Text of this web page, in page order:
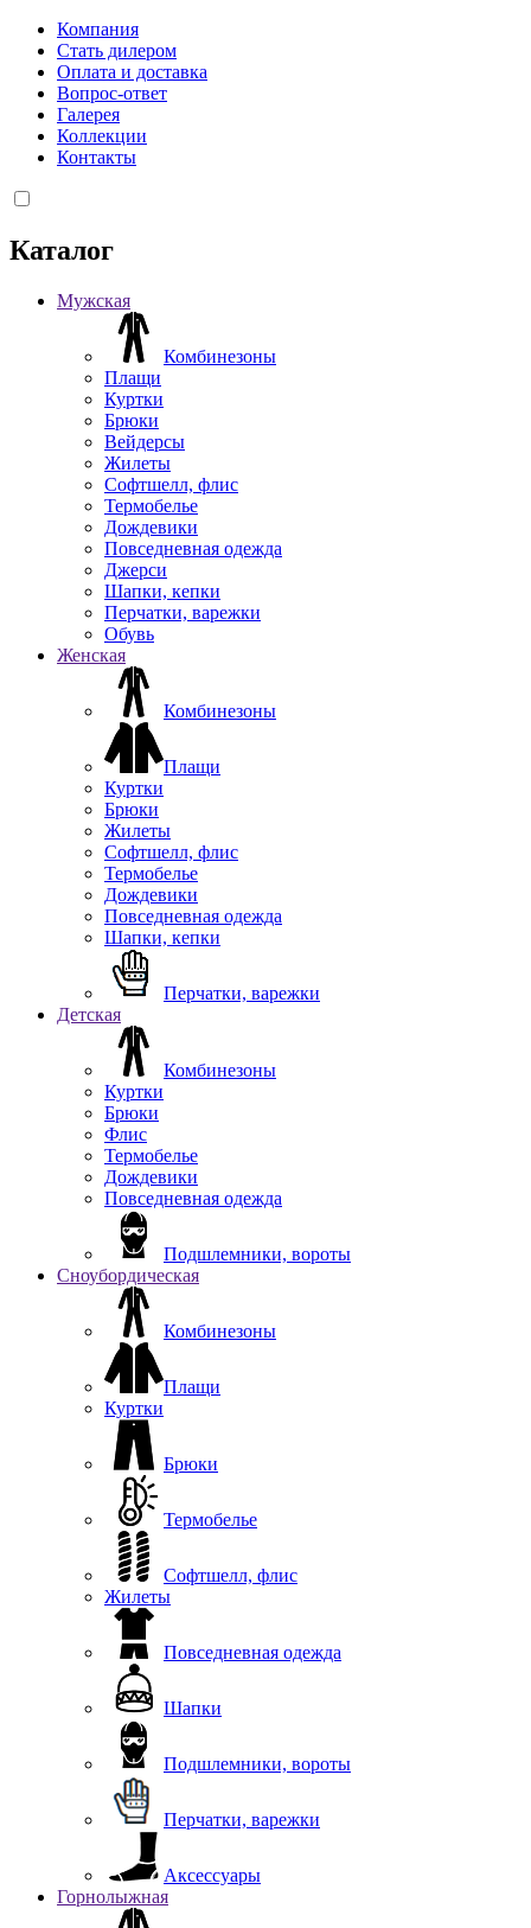
Компания
Стать дилером
Оплата и доставка
Вопрос-ответ
Галерея
Коллекции
Контакты
Каталог
Мужская
Комбинезоны
Плащи
Куртки
Брюки
Вейдерсы
Жилеты
Софтшелл, флис
Термобелье
Дождевики
Повседневная одежда
Джерси
Шапки, кепки
Перчатки, варежки
Обувь
Женская
Комбинезоны
Плащи
Куртки
Брюки
Жилеты
Софтшелл, флис
Термобелье
Дождевики
Повседневная одежда
Шапки, кепки
Перчатки, варежки
Детская
Комбинезоны
Куртки
Брюки
Флис
Термобелье
Дождевики
Повседневная одежда
Подшлемники, вороты
Сноубордическая
Комбинезоны
Плащи
Куртки
Брюки
Термобелье
Софтшелл, флис
Жилеты
Повседневная одежда
Шапки
Подшлемники, вороты
Перчатки, варежки
Аксессуары
Горнолыжная